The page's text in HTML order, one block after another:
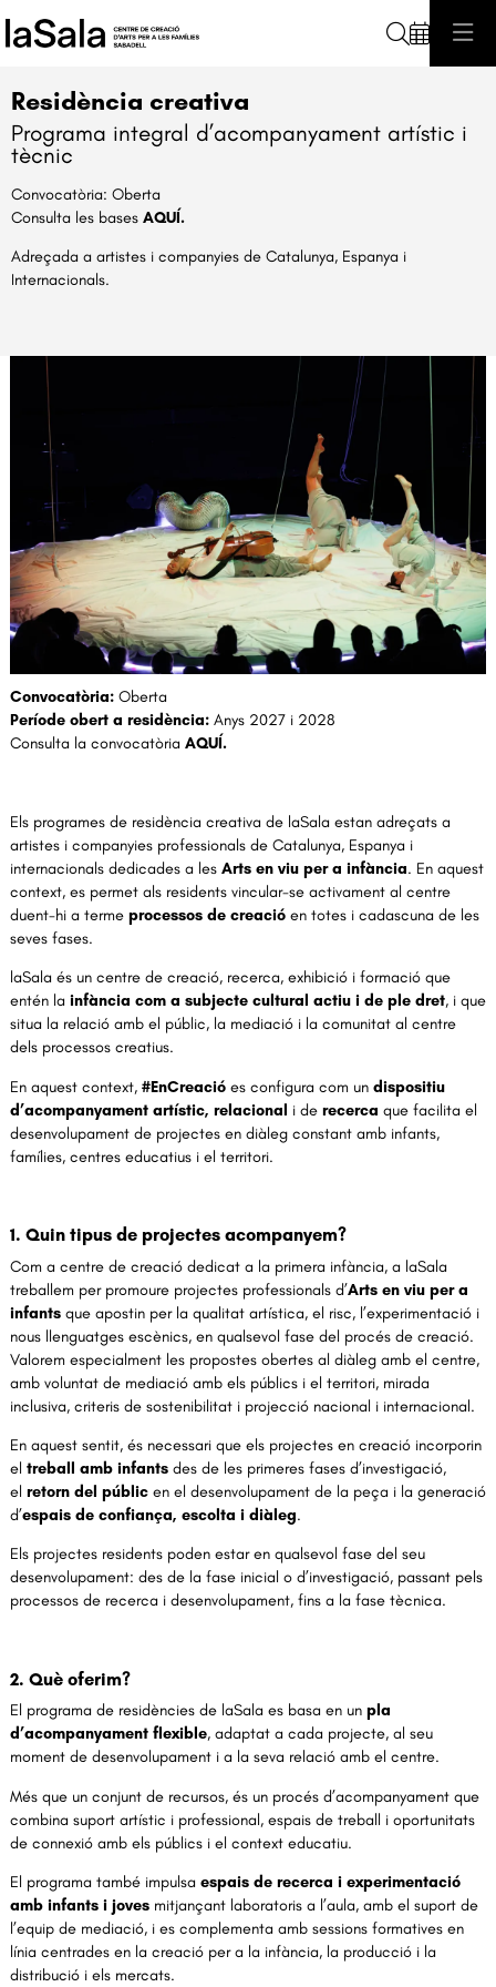
Residència creativa
Programa integral d’acompanyament artístic i
tècnic
Convocatòria: Oberta
Consulta les bases AQUÍ.
Adreçada a artistes i companyies de Catalunya, Espanya i
Internacionals.
Diapositiva 1 de 1
Convocatòria: Oberta
Període obert a residència: Anys 2027 i 2028
Consulta la convocatòria AQUÍ.
Els programes de residència creativa de laSala estan adreçats a
artistes i companyies professionals de Catalunya, Espanya i
internacionals dedicades a les Arts en viu per a infància. En aquest
context, es permet als residents vincular-se activament al centre
duent-hi a terme processos de creació en totes i cadascuna de les
seves fases.
laSala és un centre de creació, recerca, exhibició i formació que
entén la infància com a subjecte cultural actiu i de ple dret, i que
situa la relació amb el públic, la mediació i la comunitat al centre
dels processos creatius.
En aquest context, #EnCreació es configura com un dispositiu
d’acompanyament artístic, relacional i de recerca que facilita el
desenvolupament de projectes en diàleg constant amb infants,
famílies, centres educatius i el territori.
1. Quin tipus de projectes acompanyem?
Com a centre de creació dedicat a la primera infància, a laSala
treballem per promoure projectes professionals d’Arts en viu per a
infants que apostin per la qualitat artística, el risc, l’experimentació i
nous llenguatges escènics, en qualsevol fase del procés de creació.
Valorem especialment les propostes obertes al diàleg amb el centre,
amb voluntat de mediació amb els públics i el territori, mirada
inclusiva, criteris de sostenibilitat i projecció nacional i internacional.
En aquest sentit, és necessari que els projectes en creació incorporin
el treball amb infants des de les primeres fases d’investigació,
el retorn del públic en el desenvolupament de la peça i la generació
d’espais de confiança, escolta i diàleg.
Els projectes residents poden estar en qualsevol fase del seu
desenvolupament: des de la fase inicial o d’investigació, passant pels
processos de recerca i desenvolupament, fins a la fase tècnica.
2. Què oferim?
El programa de residències de laSala es basa en un pla
d’acompanyament flexible, adaptat a cada projecte, al seu
moment de desenvolupament i a la seva relació amb el centre.
Més que un conjunt de recursos, és un procés d’acompanyament que
combina suport artístic i professional, espais de treball i oportunitats
de connexió amb els públics i el context educatiu.
El programa també impulsa espais de recerca i experimentació
amb infants i joves mitjançant laboratoris a l’aula, amb el suport de
l’equip de mediació, i es complementa amb sessions formatives en
línia centrades en la creació per a la infància, la producció i la
distribució i els mercats.